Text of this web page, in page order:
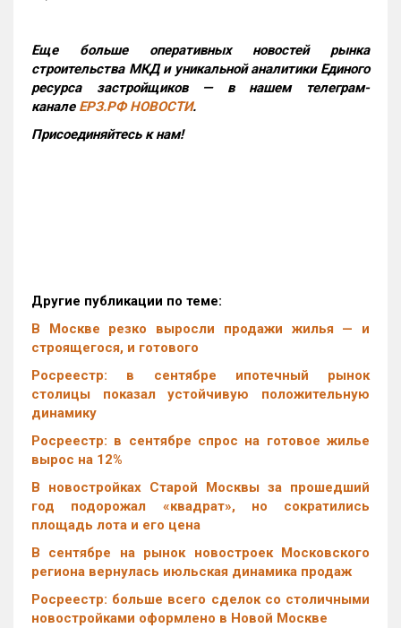
Еще больше оперативных новостей рынка
строительства МКД и уникальной аналитики Единого
ресурса застройщиков — в нашем телеграм-
канале ЕРЗ.РФ НОВОСТИ.
Присоединяйтесь к нам!
Другие публикации по теме:
В Москве резко выросли продажи жилья — и
строящегося, и готового
Росреестр: в сентябре ипотечный рынок
столицы показал устойчивую положительную
динамику
Росреестр: в сентябре спрос на готовое жилье
вырос на 12%
В новостройках Старой Москвы за прошедший
год подорожал «квадрат», но сократились
площадь лота и его цена
В сентябре на рынок новостроек Московского
региона вернулась июльская динамика продаж
Росреестр: больше всего сделок со столичными
новостройками оформлено в Новой Москве